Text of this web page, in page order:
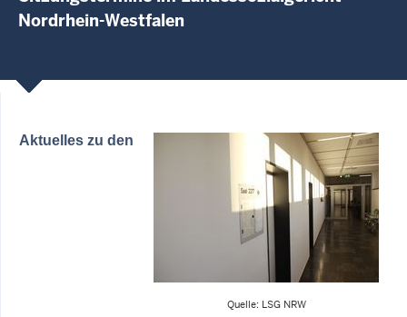
Nordrhein-Westfalen
Quelle: LSG NRW
Aktuelles zu den